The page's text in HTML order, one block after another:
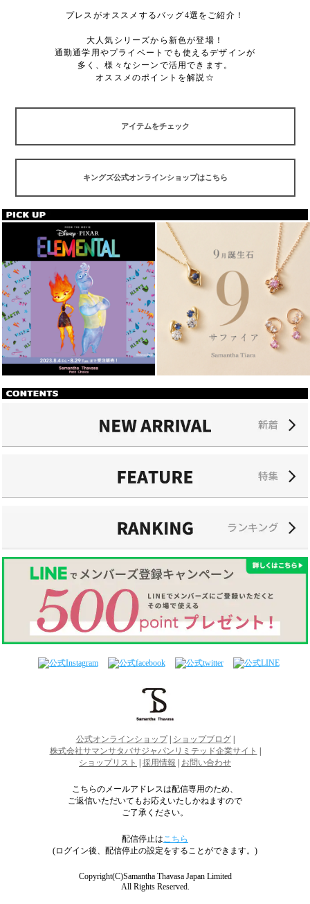
プレスがオススメするバッグ4選をご紹介！
大人気シリーズから新色が登場！
通勤通学用やプライベートでも使えるデザインが
多く、様々なシーンで活用できます。
オススメのポイントを解説☆
アイテムをチェック
キングズ公式オンラインショップはこちら
公式オンラインショップ| ショップブログ|
株式会社サマンサタバサジャパンリミテッド企業サイト
ショップリスト
採用情報 お問い合わせ
こちらのメールアドレスは配信専用のため、
ご返信いただいてもお応えいたしかねますので
ご了承ください。
配信停止はこちら
(ログイン後、配信停止の設定をすることができます。)
Copyright(C)Samantha Thavasa Japan Limited
All Rights Reserved.